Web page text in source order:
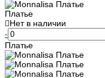
Платье
Нет в наличии
-
Платье